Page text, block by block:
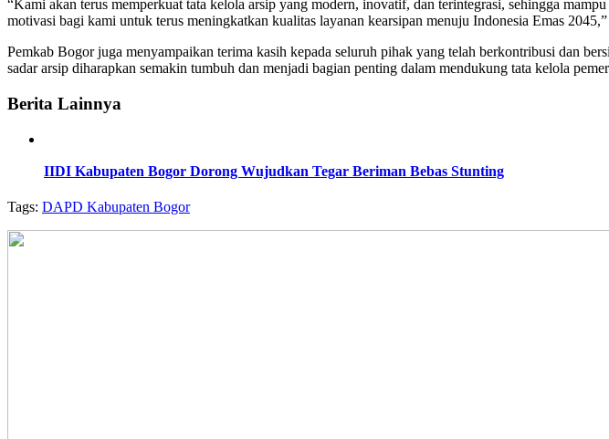
“Kami akan terus memperkuat tata kelola arsip yang modern, inovatif, dan terintegrasi, sehingga
motivasi bagi kami untuk terus meningkatkan kualitas layanan kearsipan menuju Indonesia Emas
Pemkab Bogor juga menyampaikan terima kasih kepada seluruh pihak yang telah berkontribusi dan
sadar arsip diharapkan semakin tumbuh dan menjadi bagian penting dalam mendukung tata
Berita Lainnya
IIDI Kabupaten Bogor Dorong Wujudkan Tegar Beriman Bebas Stunting
Tags: DAPD Kabupaten Bogor